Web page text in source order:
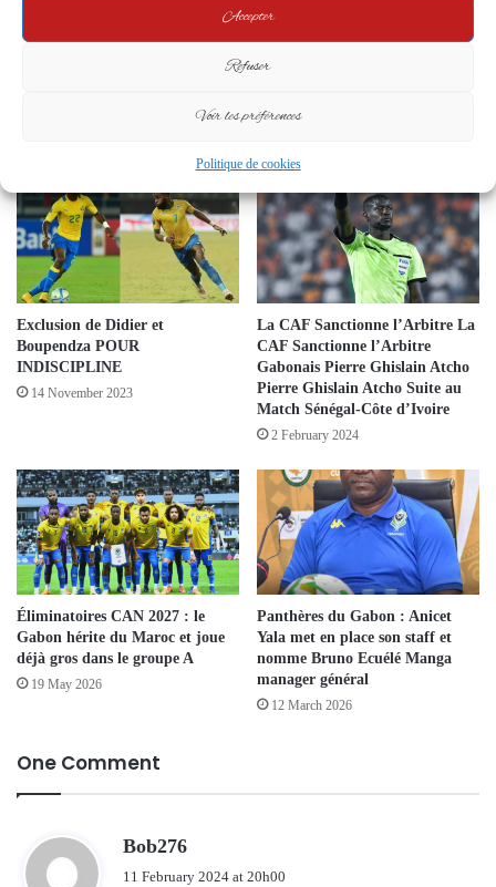
Accepter
Refuser
Voir les préférences
Politique de cookies
Crise de l'Emploi au Gabon : Scènes de
Désespoir lors du Recrutement dans la Santé
Militaire
Exclusion de Didier et
Boupendza POUR
INDISCIPLINE
14 November 2023
La CAF Sanctionne l’Arbitre La
CAF Sanctionne l’Arbitre
Gabonais Pierre Ghislain Atcho
Pierre Ghislain Atcho Suite au
Match Sénégal-Côte d’Ivoire
2 February 2024
Éliminatoires CAN 2027 : le
Gabon hérite du Maroc et joue
déjà gros dans le groupe A
19 May 2026
Panthères du Gabon : Anicet
Yala met en place son staff et
nomme Bruno Ecuélé Manga
manager général
12 March 2026
One Comment
Bob276
11 February 2024 at 20h00